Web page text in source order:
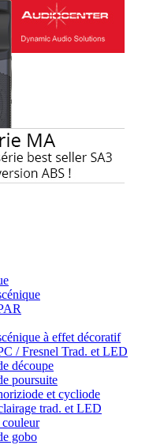
à effet décoratif
/ Fresnel Trad. et LED
découpe
poursuite
et cycliode
trad. et LED
gobo